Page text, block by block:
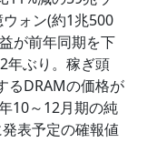
ォン(約1兆500
が前年同期を下
年ぶり。稼ぎ頭
るDRAMの価格が
10～12月期の純
表予定の確報値